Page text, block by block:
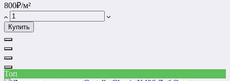
800₽/м²
Купить
Топ